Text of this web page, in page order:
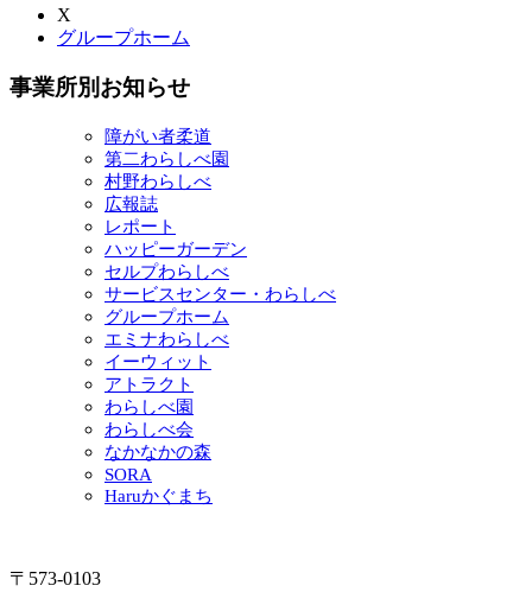
X
グループホーム
事業所別お知らせ
障がい者柔道
第二わらしべ園
村野わらしべ
広報誌
レポート
ハッピーガーデン
セルプわらしべ
サービスセンター・わらしべ
グループホーム
エミナわらしべ
イーウィット
アトラクト
わらしべ園
わらしべ会
なかなかの森
SORA
Haruかぐまち
〒573-0103